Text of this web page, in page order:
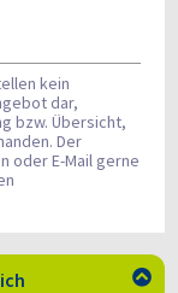
kein
dar,
bzw. Übersicht,
Der
oder E-Mail gerne
